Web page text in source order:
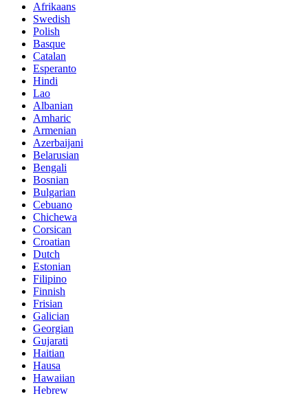
Afrikaans
Swedish
Polish
Basque
Catalan
Esperanto
Hindi
Lao
Albanian
Amharic
Armenian
Azerbaijani
Belarusian
Bengali
Bosnian
Bulgarian
Cebuano
Chichewa
Corsican
Croatian
Dutch
Estonian
Filipino
Finnish
Frisian
Galician
Georgian
Gujarati
Haitian
Hausa
Hawaiian
Hebrew